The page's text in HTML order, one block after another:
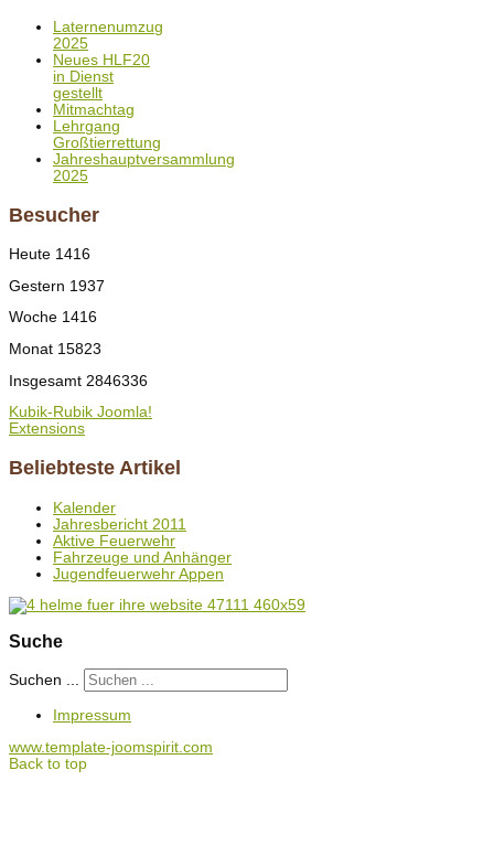
Laternenumzug
2025
Neues HLF20
in Dienst
gestellt
Mitmachtag
Lehrgang
Großtierrettung
Jahreshauptversammlung
2025
Besucher
Heute 1416
Gestern 1937
Woche 1416
Monat 15823
Insgesamt 2846336
Kubik-Rubik Joomla!
Extensions
Beliebteste Artikel
Kalender
Jahresbericht 2011
Aktive Feuerwehr
Fahrzeuge und Anhänger
Jugendfeuerwehr Appen
Suche
Suchen ...
Impressum
www.template-joomspirit.com
Back to top